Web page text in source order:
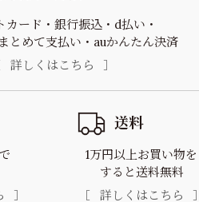
カード 銀行振込
d払い
とめて支払い
auかんたん決済
詳しくはこちら
送料
1万円以上お買い物を
すると送料無料
詳しくはこちら